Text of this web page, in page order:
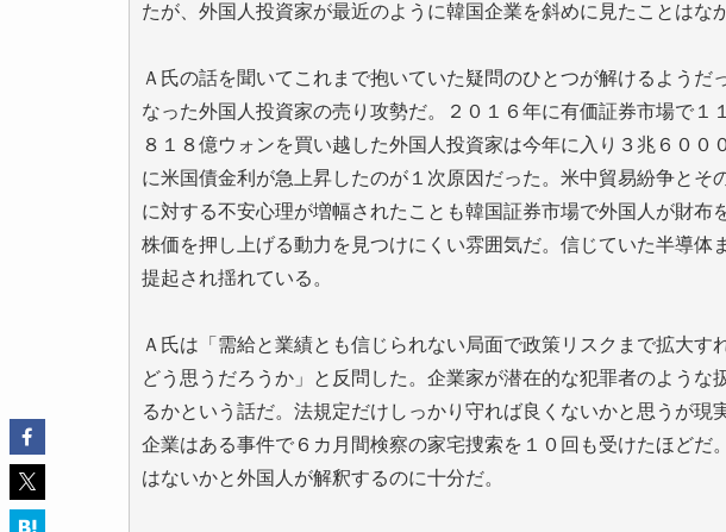
たが、外国人投資家が最近のように韓国企業を斜めに見たことはな
Ａ氏の話を聞いてこれまで抱いていた疑問のひとつが解けるようだ
なった外国人投資家の売り攻勢だ。２０１６年に有価証券市場で１
８１８億ウォンを買い越した外国人投資家は今年に入り３兆６００
に米国債金利が急上昇したのが１次原因だった。米中貿易紛争とそ
に対する不安心理が増幅されたことも韓国証券市場で外国人が財布
株価を押し上げる動力を見つけにくい雰囲気だ。信じていた半導体
提起され揺れている。
Ａ氏は「需給と業績とも信じられない局面で政策リスクまで拡大す
どう思うだろうか」と反問した。企業家が潜在的な犯罪者のような
るかという話だ。法規定だけしっかり守れば良くないかと思うが現
企業はある事件で６カ月間検察の家宅捜索を１０回も受けたほどだ
はないかと外国人が解釈するのに十分だ。